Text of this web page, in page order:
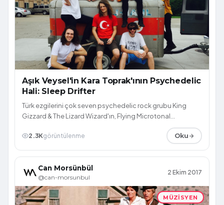
Aşık Veysel'in Kara Toprak'ının Psychedelic
Hali: Sleep Drifter
Türk ezgilerini çok seven psychedelic rock grubu King
Gizzard & The Lizard Wizard'ın, Flying Microtonal
2.3Kgörüntülenme Oku
Can Morsünbül
@can-morsunbul
2 Ekim 2017
MÜZISYEN